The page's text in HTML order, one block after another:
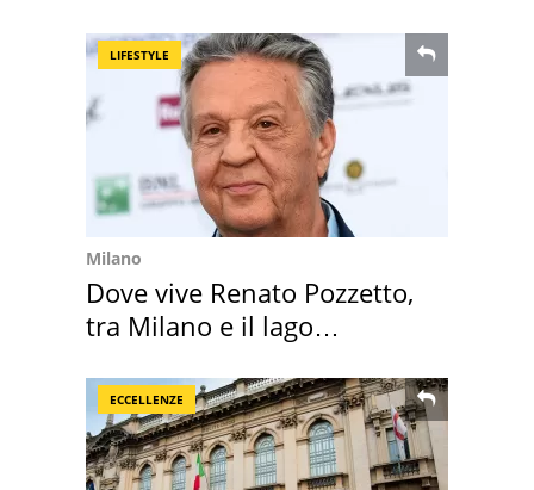
LIFESTYLE
Milano
Dove vive Renato Pozzetto,
tra Milano e il lago
ECCELLENZE